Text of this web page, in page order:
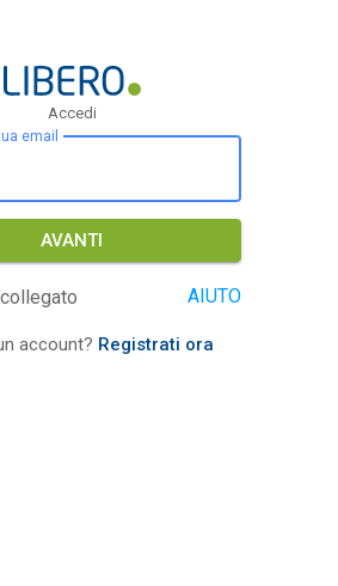
Accedi
email
AVANTI
AIUTO
account? Registrati ora